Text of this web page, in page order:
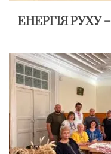
ЕНЕРГІЯ РУХУ